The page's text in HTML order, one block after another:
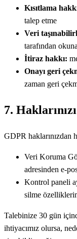
Kısıtlama
talep etme
Veri
tarafından
İtiraz hakkı:
Onayı geri
zaman geri
7.
GDPR
Veri Koruma
adresinden e-
Kontrol paneli
silme
Talebinize 30 gün
ihtiyacımız olursa,